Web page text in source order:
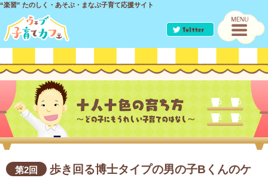
“楽習” たのしく・あそぶ・まなぶ子育て応援サイト
第2回
歩き回る博士タイプの男の子Bくんのケ